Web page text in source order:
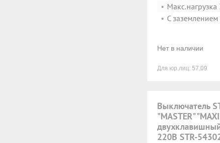
Макс.нагрузка
С заземлением
Нет в наличии
Для юр.лиц: 57.09
Выключатель
"MASTER"
220В STR-